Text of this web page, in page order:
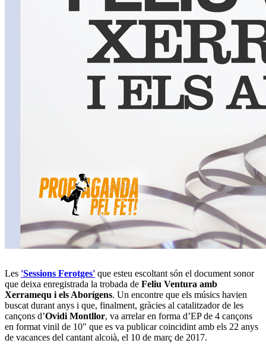
Les 'Sessions Ferotges' que esteu escoltant són el document sonor
que deixa enregistrada la trobada de Feliu Ventura amb
Xerramequ i els Aborígens. Un encontre que els músics havien
buscat durant anys i que, finalment, gràcies al catalitzador de les
cançons d’Ovidi Montllor, va arrelar en forma d’EP de 4 cançons
en format vinil de 10" que es va publicar coincidint amb els 22 anys
de vacances del cantant alcoià, el 10 de març de 2017.